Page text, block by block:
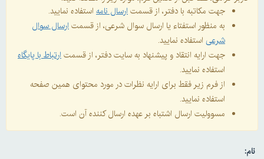
جهت مکاتبه با دفتر، از قسمتارسال نامه استفاده نمایید.
به منظور استفتاء یا ارسال سوال شرعی، از قسمتارسال سوال
شرعی استفاده نمایید.
جهت ارایه انتقاد و پیشنهاد به سایت دفتر، از قسمتارتباط با پایگاه
استفاده نمایید.
از فرم زیر فقط برای ارایه نظرات در مورد محتوای همین صفحه
استفاده نمایید.
مسوولیت ارسال اشتباه بر عهده ارسال کننده آن است.
نام: